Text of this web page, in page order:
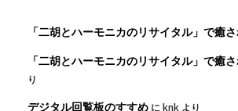
「二胡とハーモニカのリサイタル」で癒
「二胡とハーモニカのリサイタル」で癒
り
デジタル回覧板のすすめ にknk より